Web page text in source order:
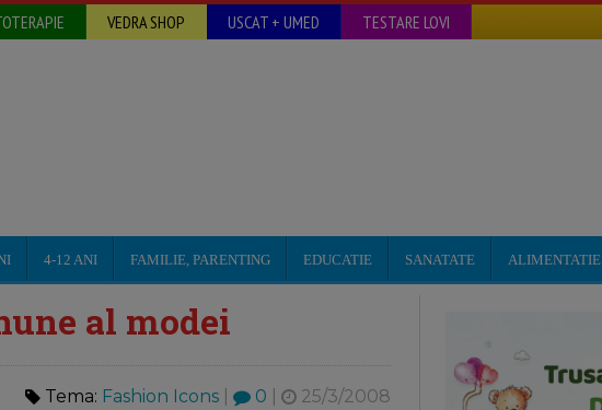
VEDRA SHOP USCAT + UMED TESTARE LOVI
4-12 ANI FAMILIE, PARENTING EDUCATIE SANATATE ALIMENTATIE
al modei
Tema: Fashion Icons 0 25/3/2008